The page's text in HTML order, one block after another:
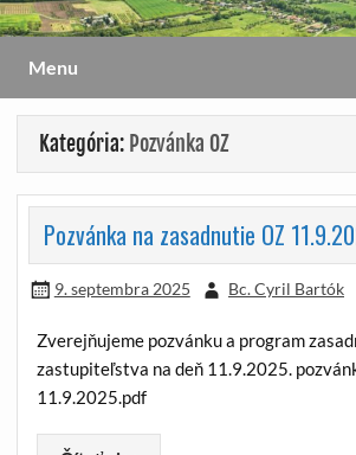
Menu
Kategória: Pozvánka OZ
Pozvánka na zasadnutie OZ
9. septembra 2025 Bc. Cyril Bartók
Zverejňujeme pozvánku a program
zastupiteľstva na deň 11.9.2025.
11.9.2025.pdf